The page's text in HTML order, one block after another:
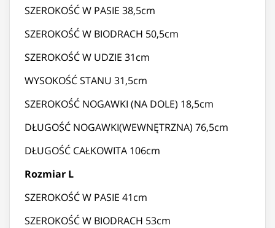
SZEROKOŚĆ W PASIE 38,5cm
SZEROKOŚĆ W BIODRACH 50,5cm
SZEROKOŚĆ W UDZIE 31cm
WYSOKOŚĆ STANU 31,5cm
SZEROKOŚĆ NOGAWKI (NA DOLE) 18,5cm
DŁUGOŚĆ NOGAWKI(WEWNĘTRZNA) 76,5cm
DŁUGOŚĆ CAŁKOWITA 106cm
Rozmiar L
SZEROKOŚĆ W PASIE 41cm
SZEROKOŚĆ W BIODRACH 53cm